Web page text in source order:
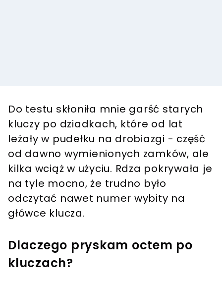
Do testu skłoniła mnie garść starych
kluczy po dziadkach, które od lat
leżały w pudełku na drobiazgi - część
od dawno wymienionych zamków, ale
kilka wciąż w użyciu. Rdza pokrywała je
na tyle mocno, że trudno było
odczytać nawet numer wybity na
główce klucza.
Dlaczego pryskam octem po
kluczach?